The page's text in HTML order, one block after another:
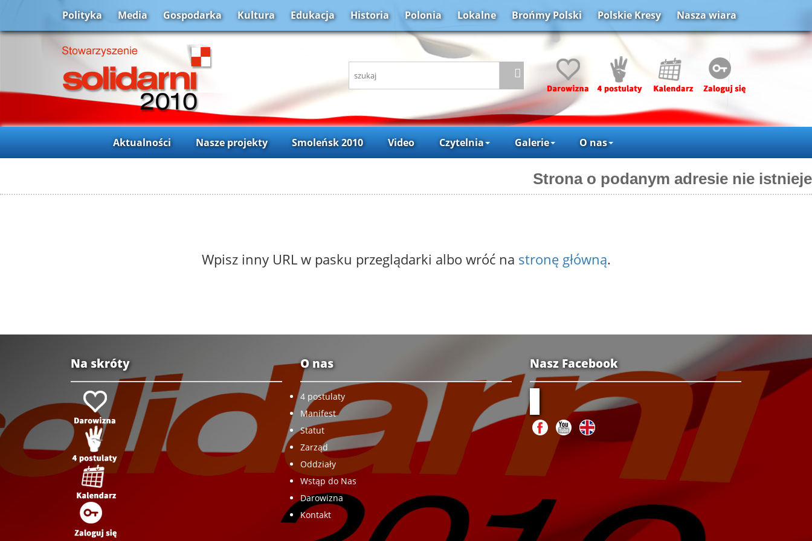
Polityka Media Gospodarka Kultura Edukacja Historia Polonia Lokalne Brońmy Polski Polskie Kresy Nasza wiara
Aktualności Nasze projekty Smoleńsk 2010 Video Czytelnia Galerie O nas
Strona o podanym adresie nie istnieje
Wpisz inny URL w pasku przeglądarki albo wróć na stronę główną.
Na skróty O nas
4 postulaty
Manifest
Statut
Zarząd
Oddziały
Wstąp do Nas
Darowizna
Kontakt
Nasz Facebook